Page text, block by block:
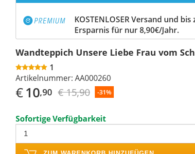
KOSTENLOSER Versand und bis
Ersparnis für nur 8,90€/Jahr.
Wandteppich Unsere Liebe Frau vom
1
Artikelnummer: AA000260
€10,90 € 15,90 -31%
Sofortige Verfügbarkeit